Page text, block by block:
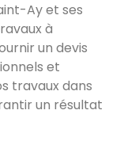
Ay et ses
à
un devis
et
travaux dans
un résultat